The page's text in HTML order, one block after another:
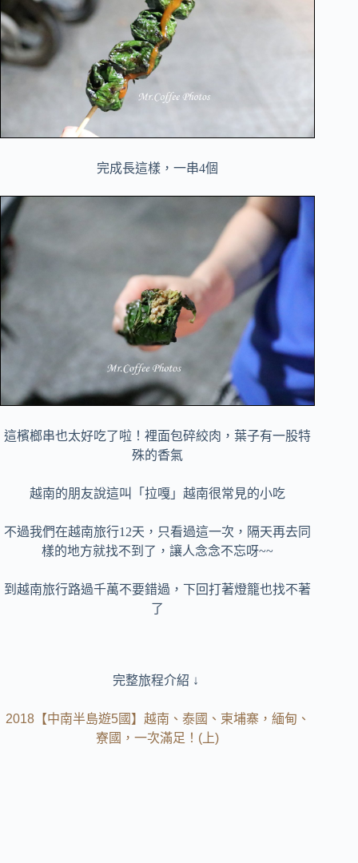
完成長這樣，一串4個
這檳榔串也太好吃了啦！裡面包碎絞肉，葉子有一股特
殊的香氣
越南的朋友說這叫「拉嘎」越南很常見的小吃
不過我們在越南旅行12天，只看過這一次，隔天再去同
樣的地方就找不到了，讓人念念不忘呀~~
到越南旅行路過千萬不要錯過，下回打著燈籠也找不著
了
完整旅程介紹 ↓
2018【中南半島遊5國】越南、泰國、柬埔寨，緬甸、
寮國，一次滿足！(上)